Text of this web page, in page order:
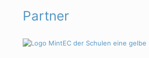
Partner